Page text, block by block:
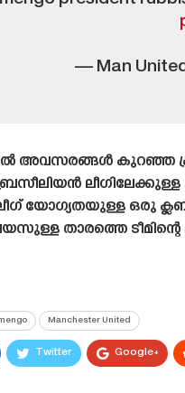
— Man
അവസരങ്ങൾ കുറഞ്ഞ
ലീഗിലേക്കുള്ള
യോഗ്യതയുള്ള ഒരു
താരത്തെ
Manchester United
Twitter Google+